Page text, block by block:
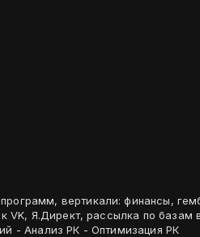
вертикали: финансы,
VK, Я.Директ, рассылка по базам
- Анализ РК - Оптимизация РК